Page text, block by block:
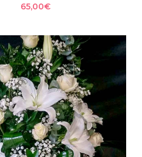
65,00€